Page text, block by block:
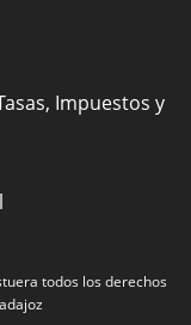
Impuestos y
todos los derechos